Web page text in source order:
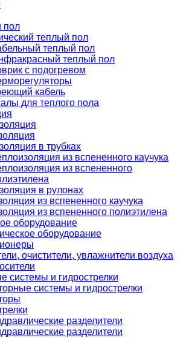
пол
теплый пол
теплый пол
теплый пол
с подогревом
кабель
для теплого пола
в трубках
из вспененного каучука
из вспененного
в рулонах
из вспененного каучука
из вспененного полиэтилена
оборудование
оборудование
очистители, увлажнители воздуха
системы и гидрострелки
системы и гидрострелки
разделители
разделители